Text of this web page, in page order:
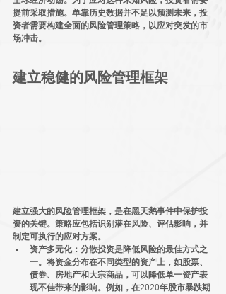
提前采取措施。单靠历史数据并不足以预测未来，投
资者需要构建全面的风险管理策略，以应对突发的市
场冲击。
建立稳健的风险管理框架
建立强大的风险管理框架，是在黑天鹅事件中保护投
资的关键。策略应包括识别潜在风险、评估影响，并
制定可执行的应对方案。
资产多元化：分散投资是降低风险的最佳方式之
一。将资金分布在不同类型的资产上，如股票、
债券、房地产和大宗商品，可以降低单一资产表
现不佳带来的影响。例如，在2020年股市暴跌期